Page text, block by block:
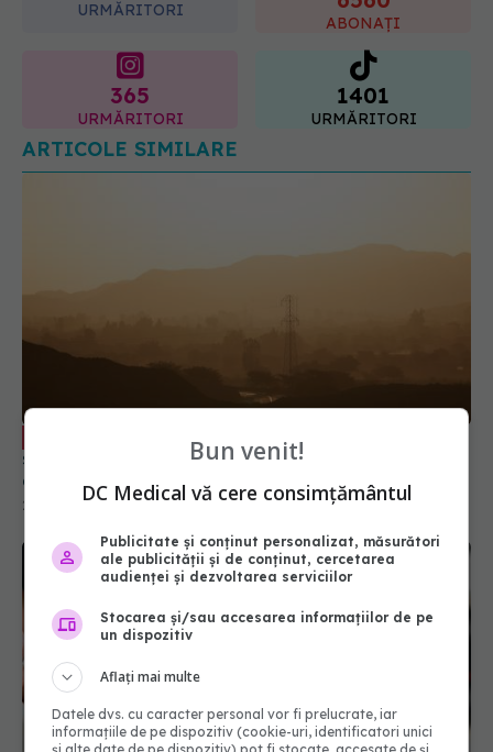
URMĂRITORI
ABONAȚI
365
URMĂRITORI
1401
URMĂRITORI
ARTICOLE SIMILARE
saharian. Dr. Adrian Marinescu: E vorba de
acutizarea unor afecțiuni
24 apr 2024, 19:32
Bun venit!
DC Medical vă cere consimțământul
Publicitate și conținut personalizat, măsurători
ale publicității și de conținut, cercetarea
audienței și dezvoltarea serviciilor
Stocarea și/sau accesarea informațiilor de pe
un dispozitiv
Aflați mai multe
Datele dvs. cu caracter personal vor fi prelucrate, iar
informațiile de pe dispozitiv (cookie-uri, identificatori unici